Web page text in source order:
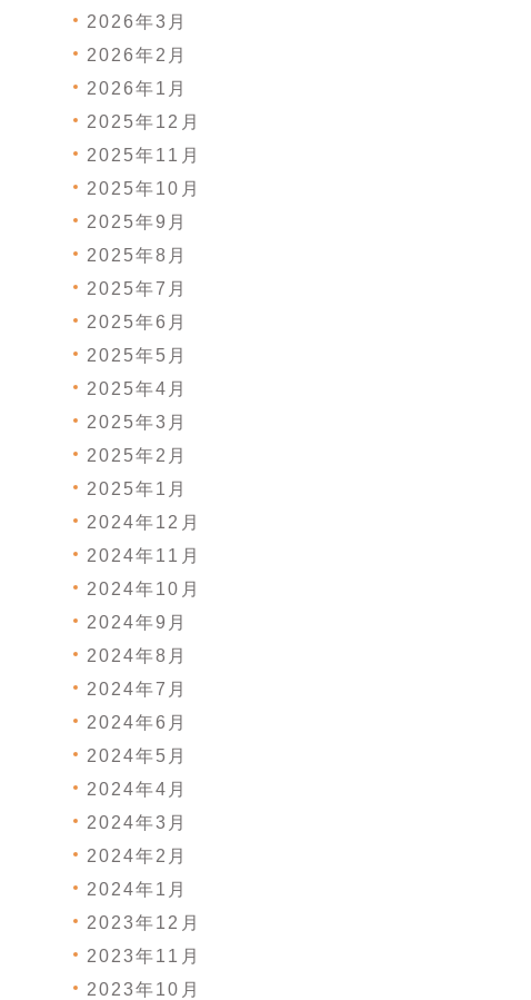
2026年3月
2026年2月
2026年1月
2025年12月
2025年11月
2025年10月
2025年9月
2025年8月
2025年7月
2025年6月
2025年5月
2025年4月
2025年3月
2025年2月
2025年1月
2024年12月
2024年11月
2024年10月
2024年9月
2024年8月
2024年7月
2024年6月
2024年5月
2024年4月
2024年3月
2024年2月
2024年1月
2023年12月
2023年11月
2023年10月